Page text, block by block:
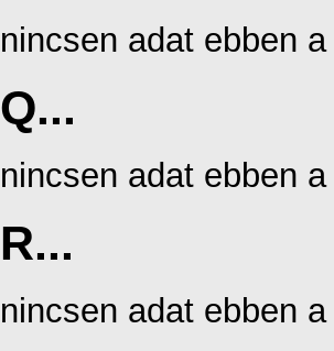
nincsen adat ebben
Q...
nincsen adat ebben
R...
nincsen adat ebben